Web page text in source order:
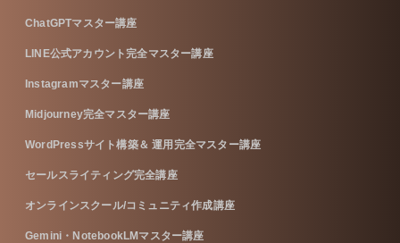
ChatGPTマスター講座
LINE公式アカウント完全マスター講座
Instagramマスター講座
Midjourney完全マスター講座
WordPressサイト構築＆ 運用完全マスター講座
セールスライティング完全講座
オンラインスクール/コミュニティ作成講座
Gemini・NotebookLMマスター講座